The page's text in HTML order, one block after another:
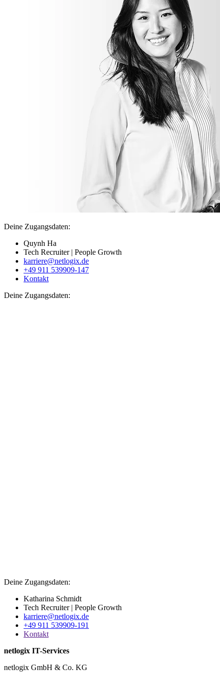
Deine Zugangsdaten:
Quynh Ha
Tech Recruiter | People Growth
karriere@netlogix.de
+49 911 539909-147
Kontakt
Deine Zugangsdaten:
Deine Zugangsdaten:
Katharina Schmidt
Tech Recruiter | People Growth
karriere@netlogix.de
+49 911 539909-191
Kontakt
netlogix IT-Services
netlogix GmbH & Co. KG